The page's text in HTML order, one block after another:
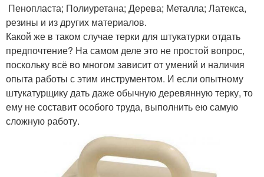
Пенопласта; Полиуретана; Дерева; Металла; Латекса,
резины и из других материалов.
Какой же в таком случае терки для штукатурки отдать
предпочтение? На самом деле это не простой вопрос,
поскольку всё во многом зависит от умений и наличия
опыта работы с этим инструментом. И если опытному
штукатурщику дать даже обычную деревянную терку, то
ему не составит особого труда, выполнить ею самую
сложную работу.